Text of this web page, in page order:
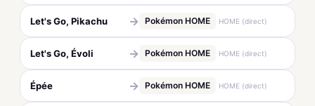
Let's Go, Pikachu → Pokémon HOME HOME (direct)
Let's Go, Évoli → Pokémon HOME HOME (direct)
Épée → Pokémon HOME HOME (direct)